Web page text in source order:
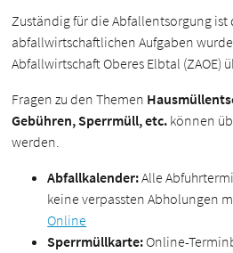
Zuständig für die Abfallentsorgung ist
abfallwirtschaftlichen Aufgaben
Abfallwirtschaft Oberes Elbtal (ZAOE)
Fragen zu den Themen
Gebühren, Sperrmüll, etc. können
werden.
Abfallkalender:Alle
keine verpassten Abholungen
Online
Sperrmüllkarte: Online-